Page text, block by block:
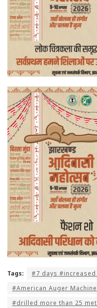
Tags:
#7 days
#American Auger
#drilled more than 25